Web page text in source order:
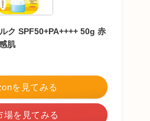
ク SPF50+PA++++ 50g 赤
肌
を見てみる
場を見てみる